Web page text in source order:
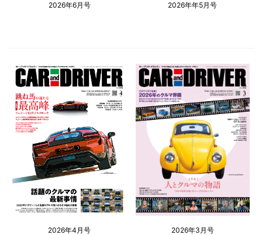
2026年6月号 2026年年5月号
2026年4月号 2026年3月号